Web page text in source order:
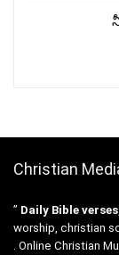
Christian
” Daily Bible
worship, christian
. Online Christian